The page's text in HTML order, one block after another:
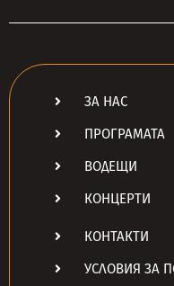
ЗА НАС
ПРОГРАМАТА
ВОДЕЩИ
КОНЦЕРТИ
КОНТАКТИ
УСЛОВИЯ ЗА